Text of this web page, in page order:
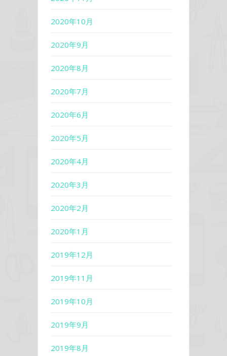
2020年10月
2020年9月
2020年8月
2020年7月
2020年6月
2020年5月
2020年4月
2020年3月
2020年2月
2020年1月
2019年12月
2019年11月
2019年10月
2019年9月
2019年8月